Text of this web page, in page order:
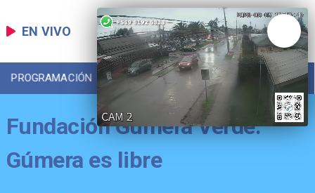
EN VIVO
PROGRAMACIÓN LOCAL DEPORTES
Fundación Gúmera Verde:
Gúmera es libre